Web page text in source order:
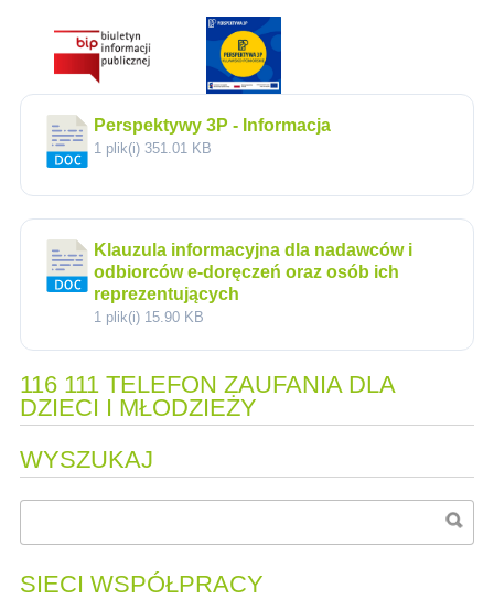
Perspektywy 3P - Informacja
1 plik(i) 351.01 KB
Klauzula informacyjna dla nadawców i
odbiorców e-doręczeń oraz osób ich
reprezentujących
1 plik(i) 15.90 KB
116 111 TELEFON ZAUFANIA DLA
DZIECI I MŁODZIEŻY
WYSZUKAJ
SIECI WSPÓŁPRACY